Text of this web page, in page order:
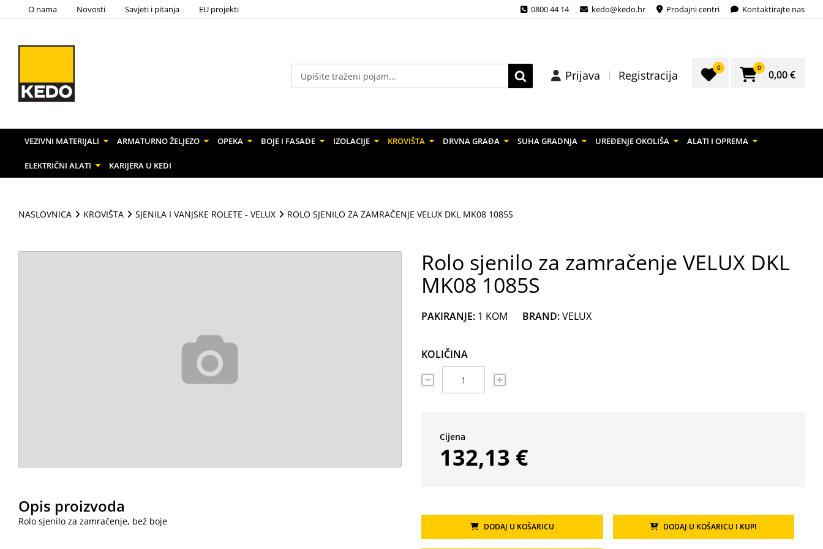
O nama Novosti Savjeti i pitanja EU projekti 0800 44 14 kedo@kedo.hr Prodajni centri Kontaktirajte nas
Prijava Registracija
0 0
0,00 €
VEZIVNI MATERIJALI ARMATURNO ŽELJEZO OPEKA BOJE I FASADE IZOLACIJE KROVIŠTA DRVNA GRAĐA SUHA GRADNJA UREĐENJE OKOLIŠA ALATI I OPREMA
ELEKTRIČNI ALATI KARIJERA U KEDI
NASLOVNICA KROVIŠTA SJENILA I VANJSKE ROLETE - VELUX ROLO SJENILO ZA ZAMRAČENJE VELUX DKL MK08 1085S
Rolo sjenilo za zamračenje VELUX DKL
MK08 1085S
PAKIRANJE: 1 KOM BRAND:VELUX
KOLIČINA
Cijena
132,13 €
DODAJ U KOŠARICU DODAJ U KOŠARICU I KUPI
Opis proizvoda
Rolo sjenilo za zamračenje, bež boje